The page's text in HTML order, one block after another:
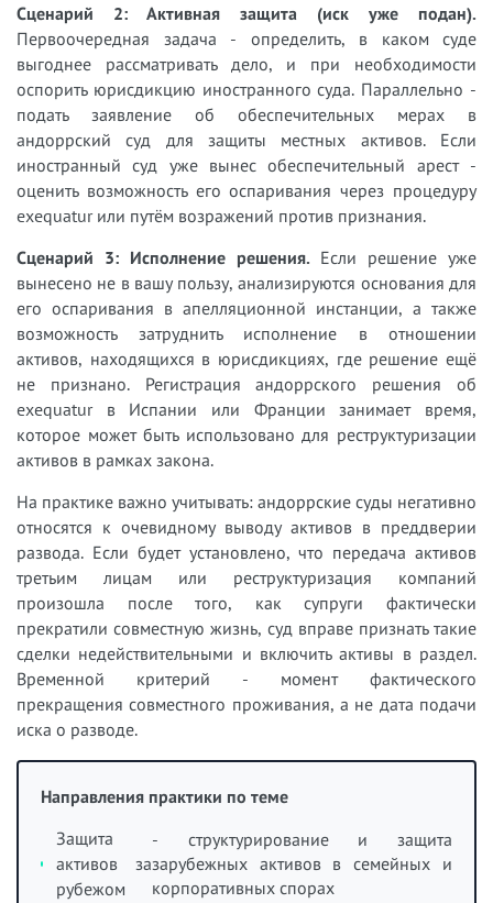
Сценарий 2: Активная защита (иск уже подан).
Первоочередная задача - определить, в каком суде
выгоднее рассматривать дело, и при необходимости
оспорить юрисдикцию иностранного суда. Параллельно -
подать заявление об обеспечительных мерах в
андоррский суд для защиты местных активов. Если
иностранный суд уже вынес обеспечительный арест -
оценить возможность его оспаривания через процедуру
exequatur или путём возражений против признания.
Сценарий 3: Исполнение решения. Если решение уже
вынесено не в вашу пользу, анализируются основания для
его оспаривания в апелляционной инстанции, а также
возможность затруднить исполнение в отношении
активов, находящихся в юрисдикциях, где решение ещё
не признано. Регистрация андоррского решения об
exequatur в Испании или Франции занимает время,
которое может быть использовано для реструктуризации
активов в рамках закона.
На практике важно учитывать: андоррские суды негативно
относятся к очевидному выводу активов в преддверии
развода. Если будет установлено, что передача активов
третьим лицам или реструктуризация компаний
произошла после того, как супруги фактически
прекратили совместную жизнь, суд вправе признать такие
сделки недействительными и включить активы в раздел.
Временной критерий - момент фактического
прекращения совместного проживания, а не дата подачи
иска о разводе.
Направления практики по теме
Защита
активов за
рубежом
- структурирование и защита
зарубежных активов в семейных и
корпоративных спорах